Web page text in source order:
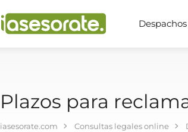
Plazos para
iasesorate.com Consultas legales online